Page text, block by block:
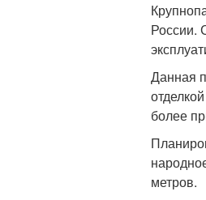
России.
Данная
более
метров.